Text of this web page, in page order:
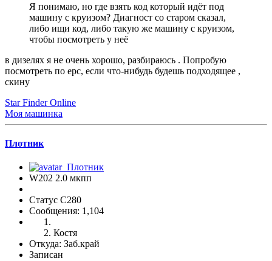
Я понимаю, но где взять код который идёт под
машину с круизом? Диагност со старом сказал,
либо ищи код, либо такую же машину с круизом,
чтобы посмотреть у неё
в дизелях я не очень хорошо, разбираюсь . Попробую
посмотреть по epc, если что-нибудь будешь подходящее ,
скину
Star Finder Online
Моя машинка
Плотник
W202 2.0 мкпп
Статус C280
Сообщения: 1,104
Костя
Откуда: Заб.край
Записан